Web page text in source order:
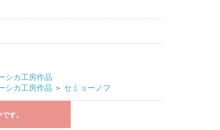
シカ工房作品
シカ工房作品 ＞ セミョーノフ
す。